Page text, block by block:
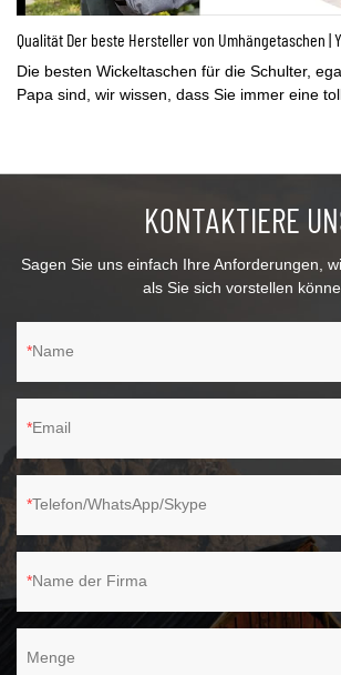
Qualität Der beste Hersteller von Umhängetaschen |
Die besten Wickeltaschen für die Schulter,
Papa sind, wir wissen, dass Sie immer eine
Sie einfach alles Nötige in diese All-in-One-
KONTAKTIERE
Sagen Sie uns einfach Ihre Anforderungen,
als Sie sich vorstellen
Name
Email
Telefon/WhatsApp/Skype
Name der Firma
Menge